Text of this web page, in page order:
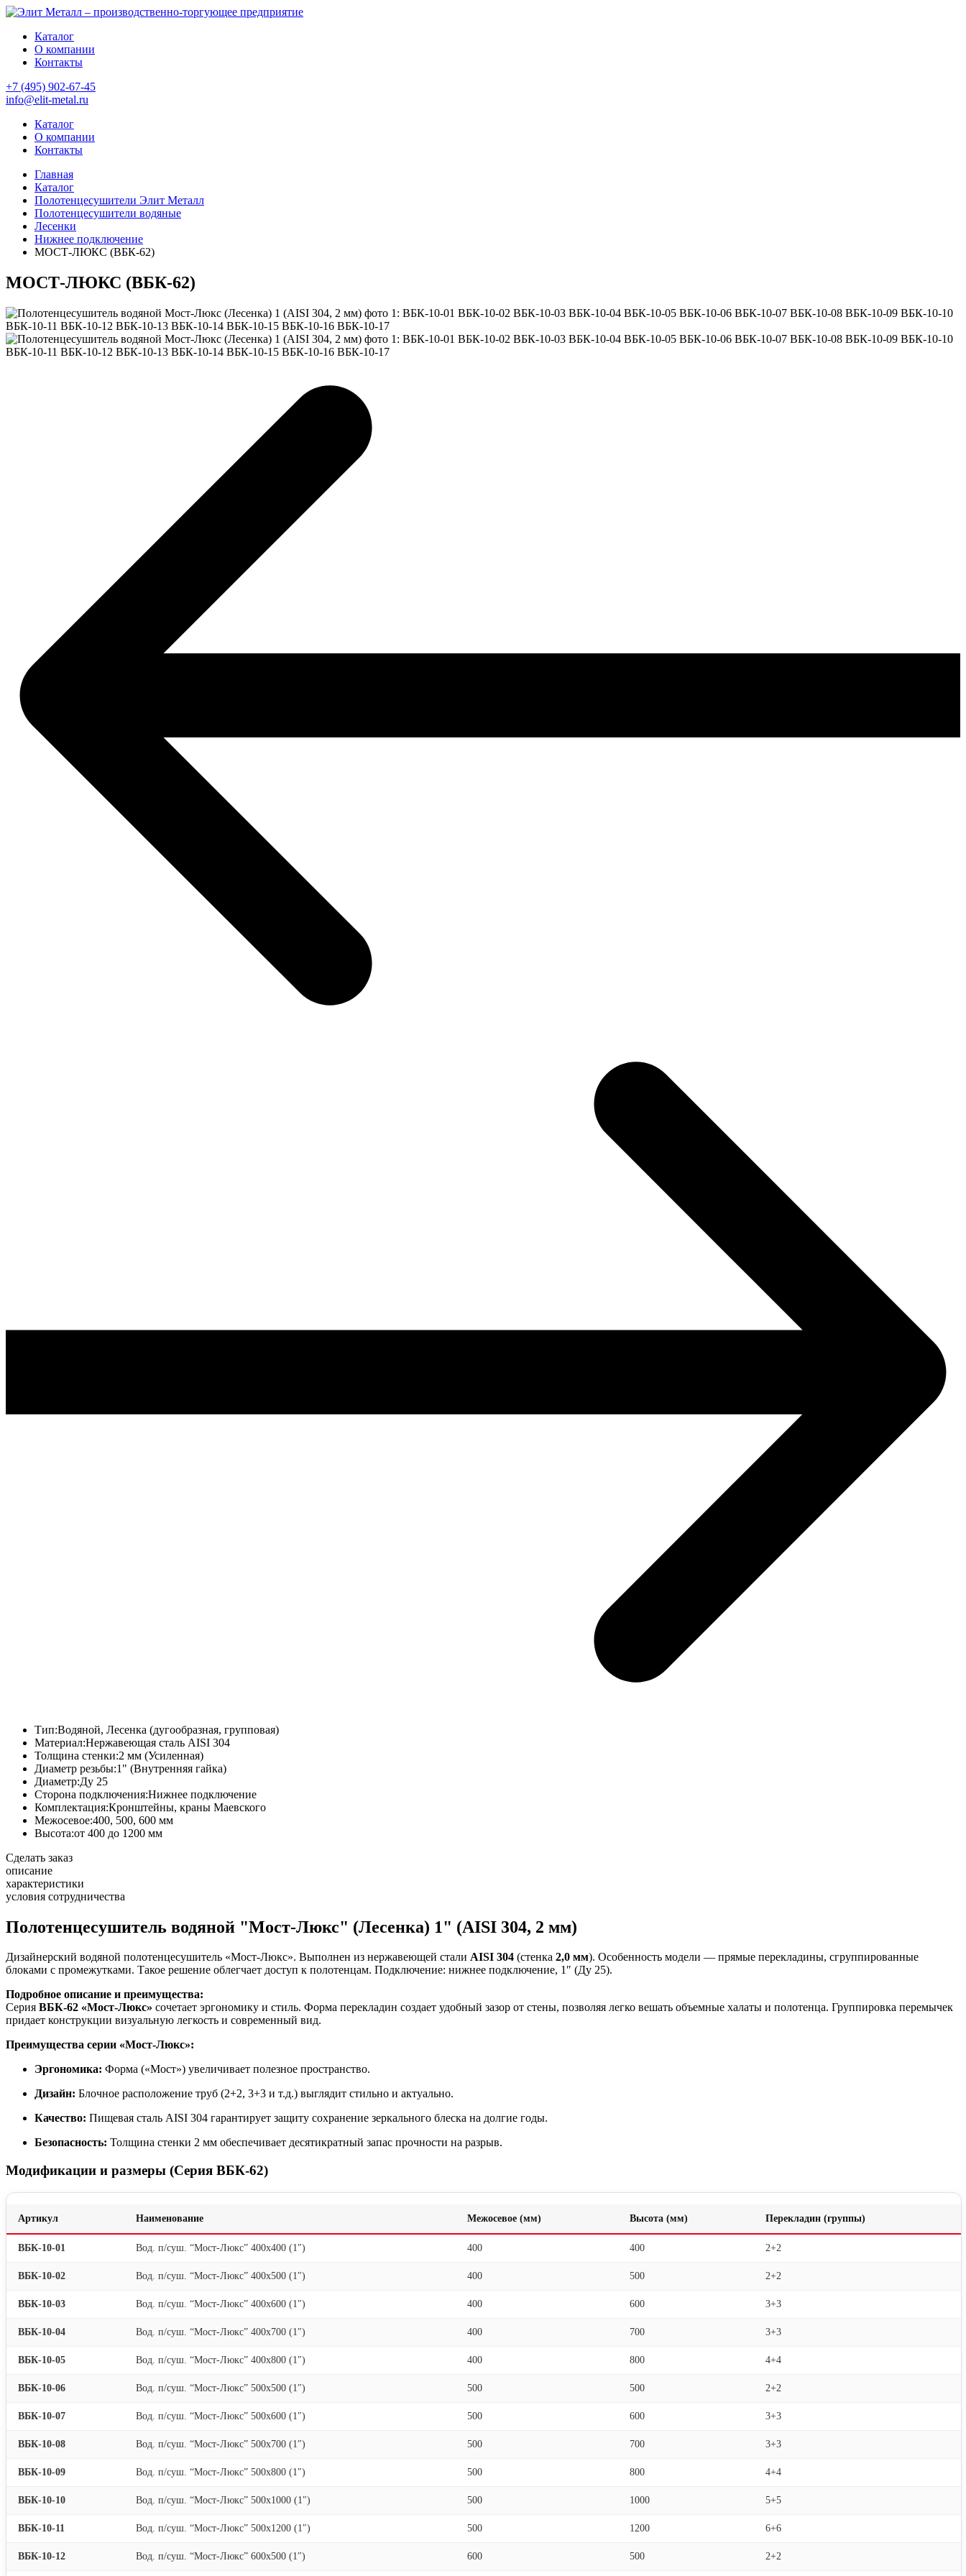
Каталог
О компании
Контакты
+7 (495) 902-67-45
info@elit-metal.ru
Каталог
О компании
Контакты
Главная
Каталог
Полотенцесушители Элит Металл
Полотенцесушители водяные
Лесенки
Нижнее подключение
МОСТ-ЛЮКС (ВБК-62)
МОСТ-ЛЮКС (ВБК-62)
Тип:Водяной, Лесенка (дугообразная, групповая)
Материал:Нержавеющая сталь AISI 304
Толщина стенки:2 мм (Усиленная)
Диаметр резьбы:1" (Внутренняя гайка)
Диаметр:Ду 25
Сторона подключения:Нижнее подключение
Комплектация:Кронштейны, краны Маевского
Межосевое:400, 500, 600 мм
Высота:от 400 до 1200 мм
Сделать заказ
описание
характеристики
условия сотрудничества
Полотенцесушитель водяной "Мост-Люкс" (Лесенка) 1" (AISI 304, 2 мм)
Дизайнерский водяной полотенцесушитель «Мост-Люкс». Выполнен из нержавеющей стали AISI 304 (стенка 2,0 мм). Особенность модели — прямые перекладины, сгруппированные
блоками с промежутками. Такое решение облегчает доступ к полотенцам. Подключение: нижнее подключение, 1″ (Ду 25).
Подробное описание и преимущества:
Серия ВБК-62 «Мост-Люкс» сочетает эргономику и стиль. Форма перекладин создает удобный зазор от стены, позволяя легко вешать объемные халаты и полотенца. Группировка перемычек
придает конструкции визуальную легкость и современный вид.
Преимущества серии «Мост-Люкс»:
Эргономика: Форма («Мост») увеличивает полезное пространство.
Дизайн: Блочное расположение труб (2+2, 3+3 и т.д.) выглядит стильно и актуально.
Качество: Пищевая сталь AISI 304 гарантирует защиту сохранение зеркального блеска на долгие годы.
Безопасность: Толщина стенки 2 мм обеспечивает десятикратный запас прочности на разрыв.
Модификации и размеры (Серия ВБК-62)
Артикул Наименование Межосевое (мм) Высота (мм) Перекладин (группы)
ВБК-10-01 Вод. п/суш. “Мост-Люкс” 400х400 (1″) 400 400 2+2
ВБК-10-02 Вод. п/суш. “Мост-Люкс” 400х500 (1″) 400 500 2+2
ВБК-10-03 Вод. п/суш. “Мост-Люкс” 400х600 (1″) 400 600 3+3
ВБК-10-04 Вод. п/суш. “Мост-Люкс” 400х700 (1″) 400 700 3+3
ВБК-10-05 Вод. п/суш. “Мост-Люкс” 400х800 (1″) 400 800 4+4
ВБК-10-06 Вод. п/суш. “Мост-Люкс” 500х500 (1″) 500 500 2+2
ВБК-10-07 Вод. п/суш. “Мост-Люкс” 500х600 (1″) 500 600 3+3
ВБК-10-08 Вод. п/суш. “Мост-Люкс” 500х700 (1″) 500 700 3+3
ВБК-10-09 Вод. п/суш. “Мост-Люкс” 500х800 (1″) 500 800 4+4
ВБК-10-10 Вод. п/суш. “Мост-Люкс” 500х1000 (1″) 500 1000 5+5
ВБК-10-11 Вод. п/суш. “Мост-Люкс” 500х1200 (1″) 500 1200 6+6
ВБК-10-12 Вод. п/суш. “Мост-Люкс” 600х500 (1″) 600 500 2+2